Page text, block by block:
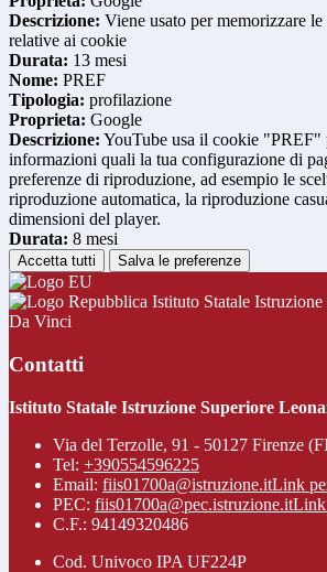
Descrizione: Viene usato per memorizzare
relative ai cookie
Durata: 13 mesi
Nome: PREF
Tipologia: profilazione
Proprieta: Google
Descrizione: YouTube usa il cookie "PREF"
informazioni quali la tua configurazione di
preferenze di riproduzione, ad esempio le
riproduzione automatica, la riproduzione
dimensioni del player.
Durata: 8 mesi
Accetta tutti Salva le preferenze
Istituto Statale
Da Vinci
Contatti
Istituto Statale Istruzione Superiore
Via del Terzolle, 91 - 50127 Firenze
Tel: +390554596225
Email: fiis01700a@istruzione.itLink
PEC: fiis01700a@pec.istruzione.itLink
C.F.: 94149320486
Cod. Univoco IPA UF224P